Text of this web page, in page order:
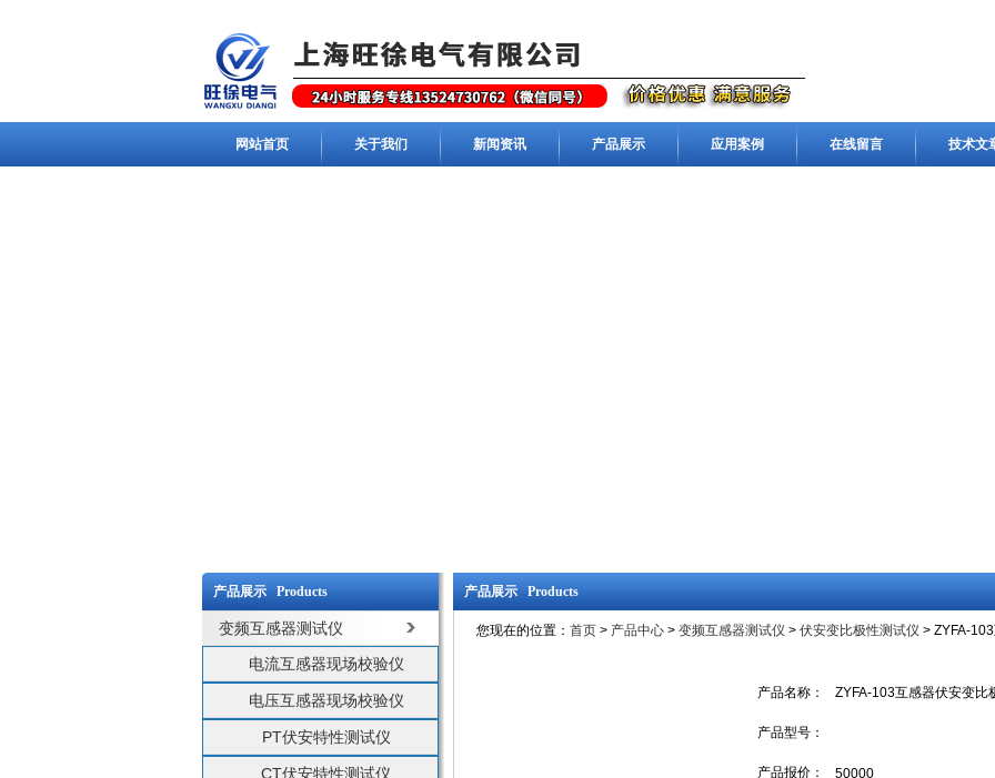
网站首页 关于我们 新闻资讯 产品展示 应用案例 在线留言 技术文
产品展示 Products
变频互感器测试仪
电流互感器现场校验仪
电压互感器现场校验仪
PT伏安特性测试仪
CT伏安特性测试仪
产品展示 Products
您现在的位置： 首页 > 产品中心 > 变频互感器测试仪 > 伏安变比极性测试仪 > ZYFA-
产品名称： ZYFA-103互感器伏安变比
产品型号：
产品报价： 50000